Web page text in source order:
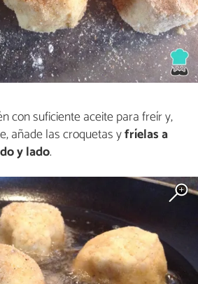
con suficiente aceite para freír y,
añade las croquetas yfríelas a
y lado.